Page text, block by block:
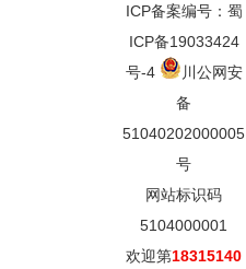
ICP备案编号：蜀
ICP备19033424
号-4
川公网安
备
51040202000005
号
网站标识码
5104000001
欢迎第18315140